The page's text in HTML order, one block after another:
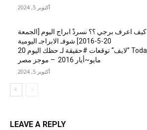
أكتوبر 5, 2024
كيف اعرف برجي ؟؟ نسردْ ابراج اليوم [الجمعة
20-5-2016] شوفـ الابراجـ اليومية
Today ”لايف“ توقعات #حقيقة لـ حظك اليوم 20
مايو~أيار 2016 – موجز مصر
أكتوبر 5, 2024
LEAVE A REPLY